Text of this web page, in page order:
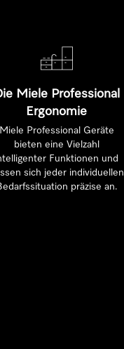
Miele Professional
Ergonomie
Miele Professional Geräte
bieten eine Vielzahl
Funktionen und
sich jeder individuellen
präzise an.